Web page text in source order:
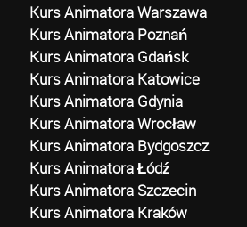
Kurs Animatora Warszawa
Kurs Animatora Poznań
Kurs Animatora Gdańsk
Kurs Animatora Katowice
Kurs Animatora Gdynia
Kurs Animatora Wrocław
Kurs Animatora Bydgoszcz
Kurs Animatora Łódź
Kurs Animatora Szczecin
Kurs Animatora Kraków